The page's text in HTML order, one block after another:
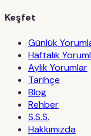
Keşfet
Günlük
Haftalık
Aylık Yorumlar
Tarihçe
Blog
Rehber
S.S.S.
Hakkımızda